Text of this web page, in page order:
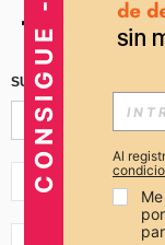
SUSCRÍBETE PARA
PE + 51
CONSIGUE -15% Al